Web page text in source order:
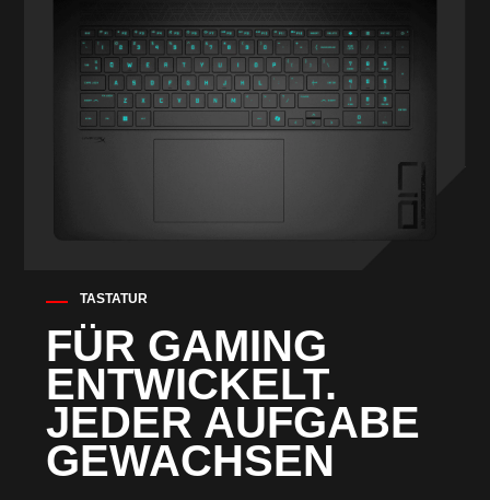
TASTATUR
FÜR GAMING
ENTWICKELT.
JEDER AUFGABE
GEWACHSEN